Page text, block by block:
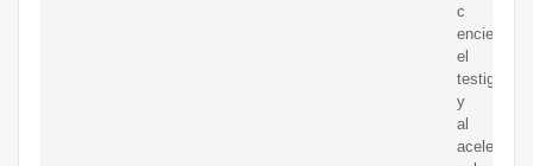
c
enciende
el
testigo
y
al
acelerar